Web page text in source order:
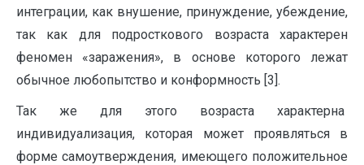
интеграции, как внушение, принуждение, убеждение,
так как для подросткового возраста характерен
феномен «заражения», в основе которого лежат
обычное любопытство и конформность [3].
Так же для этого возраста характерна
индивидуализация, которая может проявляться в
форме самоутверждения, имеющего положительное